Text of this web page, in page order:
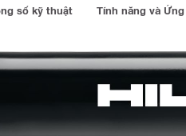
số kỹ thuật Tính năng và